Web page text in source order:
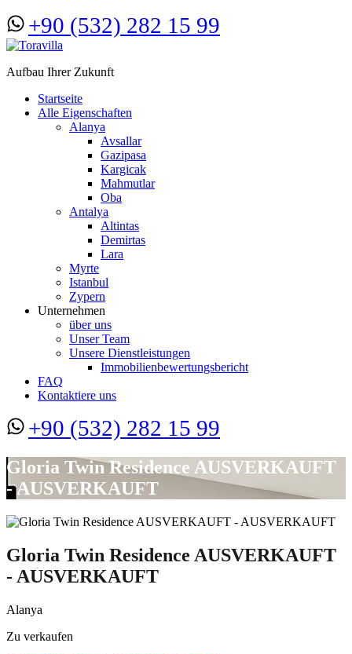
+90 (532) 282 15 99
Aufbau Ihrer Zukunft
Startseite
Alle Eigenschaften
Alanya
Avsallar
Gazipasa
Kargicak
Mahmutlar
Oba
Antalya
Altintas
Demirtas
Lara
Myrte
Istanbul
Zypern
Unternehmen
über uns
Unser Team
Unsere Dienstleistungen
Immobilienbewertungsbericht
FAQ
Kontaktiere uns
+90 (532) 282 15 99
Gloria Twin Residence AUSVERKAUFT
- AUSVERKAUFT
Gloria Twin Residence AUSVERKAUFT
- AUSVERKAUFT
Alanya
Zu verkaufen